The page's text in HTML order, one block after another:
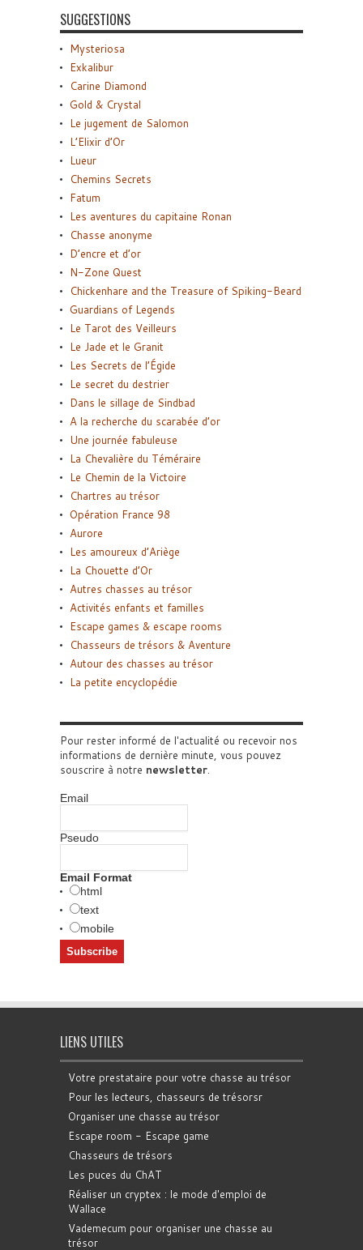
SUGGESTIONS
Mysteriosa
Exkalibur
Carine Diamond
Gold & Crystal
Le jugement de Salomon
L’Elixir d’Or
Lueur
Chemins Secrets
Fatum
Les aventures du capitaine Ronan
Chasse anonyme
D’encre et d’or
N-Zone Quest
Chickenhare and the Treasure of Spiking-Beard
Guardians of Legends
Le Tarot des Veilleurs
Le Jade et le Granit
Les Secrets de l’Égide
Le secret du destrier
Dans le sillage de Sindbad
A la recherche du scarabée d’or
Une journée fabuleuse
La Chevalière du Téméraire
Le Chemin de la Victoire
Chartres au trésor
Opération France 98
Aurore
Les amoureux d’Ariège
La Chouette d’Or
Autres chasses au trésor
Activités enfants et familles
Escape games & escape rooms
Chasseurs de trésors & Aventure
Autour des chasses au trésor
La petite encyclopédie
Pour rester informé de l'actualité ou recevoir nos
informations de dernière minute, vous pouvez
souscrire à notre newsletter.
Email
Pseudo
Email Format
html
text
mobile
LIENS UTILES
Votre prestataire pour votre chasse au trésor
Pour les lecteurs, chasseurs de trésorsr
Organiser une chasse au trésor
Escape room - Escape game
Chasseurs de trésors
Les puces du ChAT
Réaliser un cryptex : le mode d'emploi de
Wallace
Vademecum pour organiser une chasse au
trésor